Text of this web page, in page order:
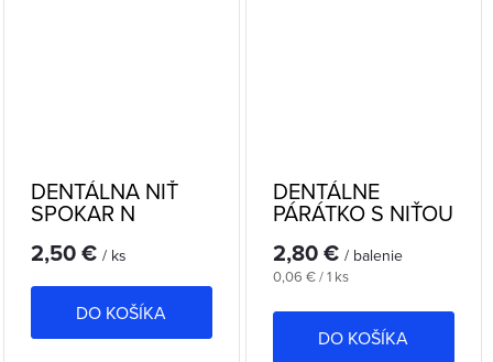
DENTÁLNA NIŤ
SPOKAR N
2,50 € / ks
DO KOŠÍKA
DENTÁLNE
PÁRÁTKO S NIŤOU
2,80 € / balenie
Jednotková
0,06 € / 1 ks
DO KOŠÍKA